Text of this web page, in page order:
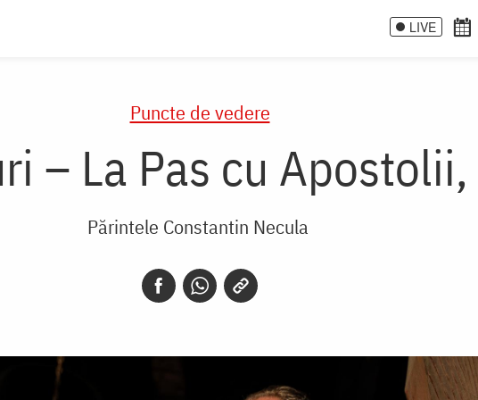
LIVE
Puncte de vedere
– La Pas cu
Părintele Constantin Necula